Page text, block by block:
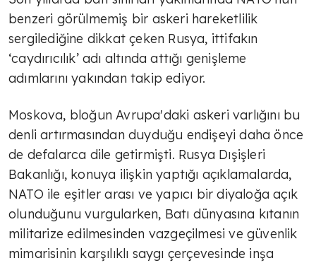
benzeri görülmemiş bir askeri hareketlilik
sergilediğine dikkat çeken Rusya, ittifakın
‘caydırıcılık’ adı altında attığı genişleme
adımlarını yakından takip ediyor.
Moskova, bloğun Avrupa'daki askeri varlığını bu
denli artırmasından duyduğu endişeyi daha önce
de defalarca dile getirmişti. Rusya Dışişleri
Bakanlığı, konuya ilişkin yaptığı açıklamalarda,
NATO ile eşitler arası ve yapıcı bir diyaloğa açık
olunduğunu vurgularken, Batı dünyasına kıtanın
militarize edilmesinden vazgeçilmesi ve güvenlik
mimarisinin karşılıklı saygı çerçevesinde inşa